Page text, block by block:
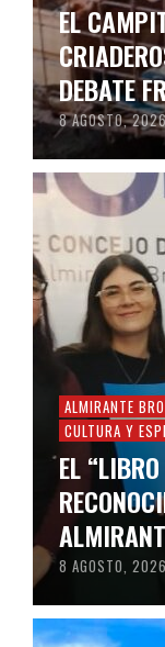
EL
DEBATE
8 AGOSTO,
ALMIRANTE
CULTURA Y
EL
8 AGOSTO, 2026